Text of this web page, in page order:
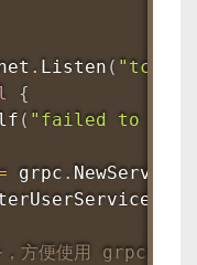
. Listen ( "tcp"
{
( "failed to
grpc . NewServer
方便使用 grpcurl